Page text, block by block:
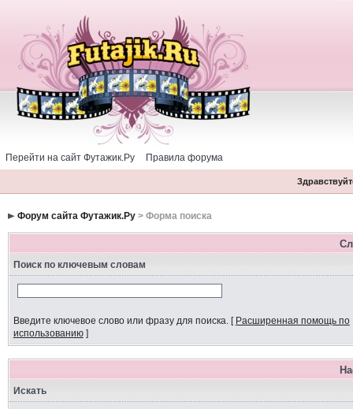
Перейти на сайт Футажик.Ру Правила форума
Форум сайта Футажик.Ру> Форма поиска
Поиск по ключевым словам
Введите ключевое слово или фразу для поиска.[ Расширенная помощь по
использованию]
Искать